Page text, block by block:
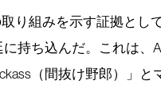
り組みを示す証拠とし
に持ち込んだ。これは、
（間抜け野郎）」